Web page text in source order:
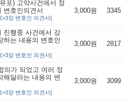
포) 고약사건에서 정
변호인의견서
>3장 변호인 의견서]
3,000원 3345
진행중 사건에서 강
하는 내용의 변호인
>3장 변호인 의견서]
3,000원 2817
의가 되었고 여러 정
해달라는 내용의 변
>3장 변호인 의견서]
3,000원 3099